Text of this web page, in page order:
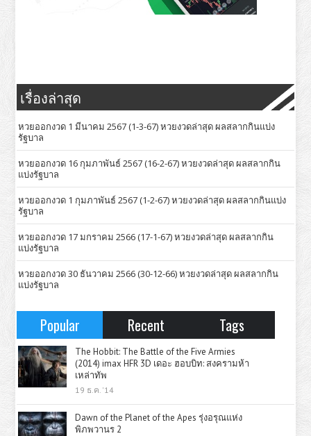
เรื่องล่าสุด
หวยออกงวด 1 มีนาคม 2567 (1-3-67) หวยงวดล่าสุด ผลสลากกินแบ่ง
รัฐบาล
หวยออกงวด 16 กุมภาพันธ์ 2567 (16-2-67) หวยงวดล่าสุด ผลสลากกิน
แบ่งรัฐบาล
หวยออกงวด 1 กุมภาพันธ์ 2567 (1-2-67) หวยงวดล่าสุด ผลสลากกินแบ่ง
รัฐบาล
หวยออกงวด 17 มกราคม 2566 (17-1-67) หวยงวดล่าสุด ผลสลากกิน
แบ่งรัฐบาล
หวยออกงวด 30 ธันวาคม 2566 (30-12-66) หวยงวดล่าสุด ผลสลากกิน
แบ่งรัฐบาล
Popular Recent Tags
The Hobbit: The Battle of the Five Armies
(2014) imax HFR 3D เดอะ ฮอบบิท: สงครามห้า
เหล่าทัพ
19 ธ.ค. '14
Dawn of the Planet of the Apes รุ่งอรุณแห่ง
พิภพวานร 2